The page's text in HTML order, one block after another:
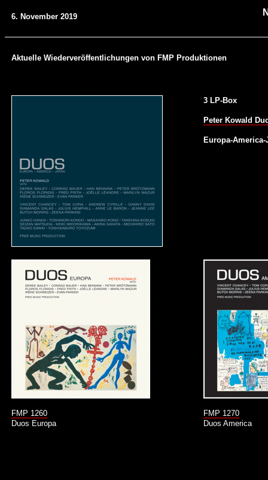
6. November 2019
Aktuelle Wiederveröffentlichungen von FMP Produktionen
3 LP-Box
Peter Kowald
Europa-America-
FMP 1260
Duos Europa
FMP 1270
Duos America